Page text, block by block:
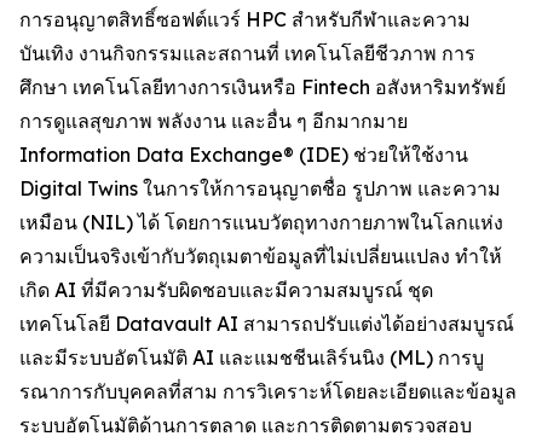
การอนุญาตสิทธิ์ซอฟต์แวร์ HPC สำหรับกีฬาและความ
บันเทิง งานกิจกรรมและสถานที่ เทคโนโลยีชีวภาพ การ
ศึกษา เทคโนโลยีทางการเงินหรือ Fintech อสังหาริมทรัพย์
การดูแลสุขภาพ พลังงาน และอื่น ๆ อีกมากมาย
Information Data Exchange® (IDE) ช่วยให้ใช้งาน
Digital Twins ในการให้การอนุญาตชื่อ รูปภาพ และความ
เหมือน (NIL) ได้ โดยการแนบวัตถุทางกายภาพในโลกแห่ง
ความเป็นจริงเข้ากับวัตถุเมตาข้อมูลที่ไม่เปลี่ยนแปลง ทำให้
เกิด AI ที่มีความรับผิดชอบและมีความสมบูรณ์ ชุด
เทคโนโลยี Datavault AI สามารถปรับแต่งได้อย่างสมบูรณ์
และมีระบบอัตโนมัติ AI และแมชชีนเลิร์นนิง (ML) การบู
รณาการกับบุคคลที่สาม การวิเคราะห์โดยละเอียดและข้อมูล
ระบบอัตโนมัติด้านการตลาด และการติดตามตรวจสอบ